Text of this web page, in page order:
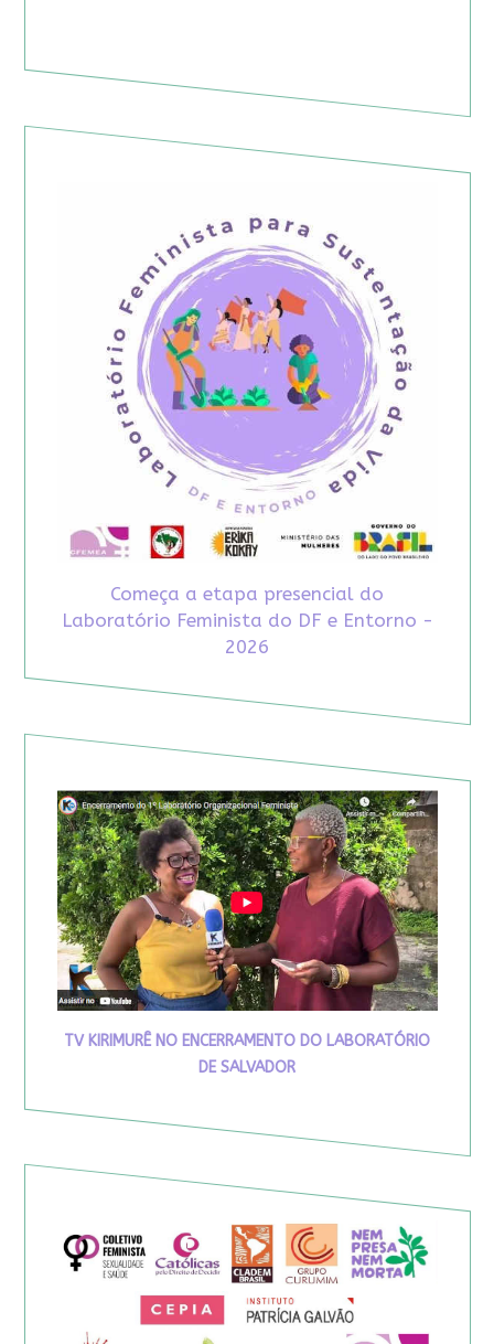
Começa a etapa presencial do
Laboratório Feminista do DF e Entorno -
2026
TV KIRIMURÊ NO ENCERRAMENTO DO LABORATÓRIO
DE SALVADOR